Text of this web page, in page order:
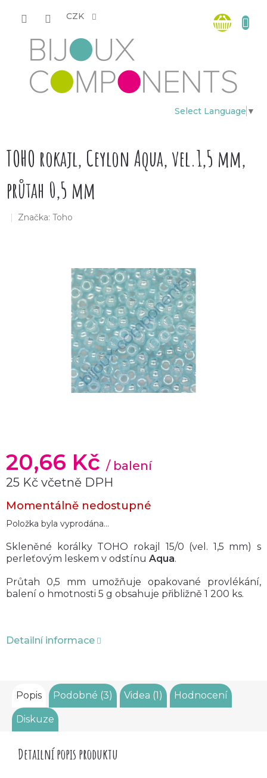
CZK
Select Language ▼
košík
TOHO rokajl, Ceylon Aqua, vel.1,5 mm,
průtah 0,5 mm
Značka: Toho
20,66 Kč / balení
25 Kč včetně DPH
Měrná
cena:
Momentálně nedostupné
Položka byla vyprodána…
Skleněné korálky TOHO rokajl 15/0 (vel. 1,5 mm) s
perleťovým leskem v odstínu Aqua.
Průtah 0,5 mm umožňuje opakované provlékání,
balení o hmotnosti 5 g obsahuje přibližně 1 200 ks.
Detailní informace
Popis Podobné (3) Videa (1) Hodnocení
Diskuze
Detailní popis produktu